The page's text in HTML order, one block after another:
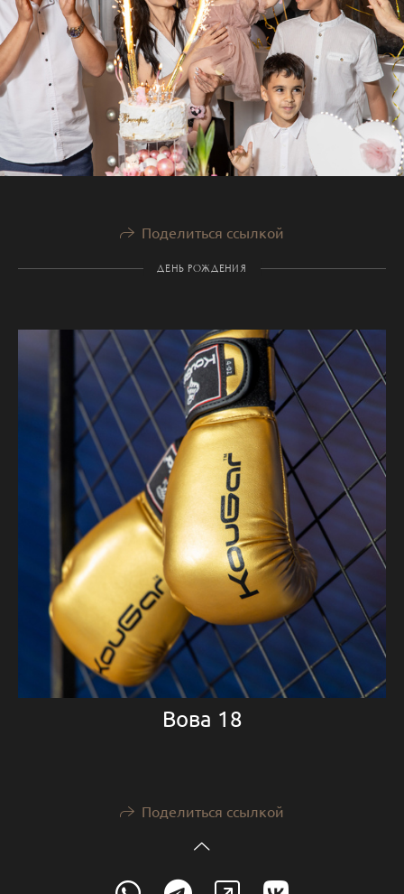
Поделиться ссылкой
ДЕНЬ РОЖДЕНИЯ
Вова 18
Поделиться ссылкой